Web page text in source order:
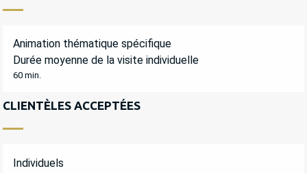
Animation thématique spécifique
Durée moyenne de la visite individuelle
60 min.
CLIENTÈLES ACCEPTÉES
Individuels